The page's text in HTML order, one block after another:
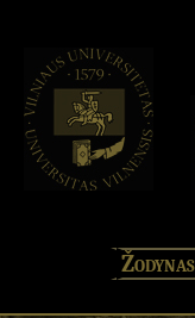
Žodynas